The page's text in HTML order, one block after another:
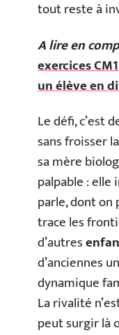
tout reste à
A lire en
exercices
un élève en
Le défi, c’est
sans froisser
sa mère
palpable : elle
parle, dont on
trace les
d’autres
d’anciennes
dynamique
La rivalité
peut surgir là